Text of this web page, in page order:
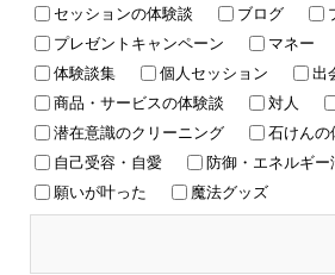
セッションの体験談
ブログ
プレゼントキャンペーン
マネー
体験談集
個人セッション
出
商品・サービスの体験談
対人
潜在意識のクリーニング
石けんの
自己受容・自愛
防御・エネルギー
願いが叶った
魔法グッズ